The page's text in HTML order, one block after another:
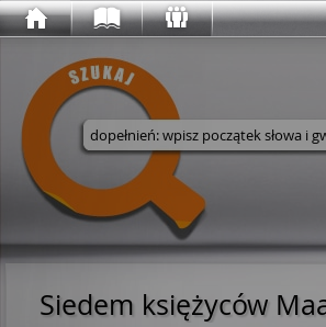
Wyszukaj w serwisie
Siedem księżyców